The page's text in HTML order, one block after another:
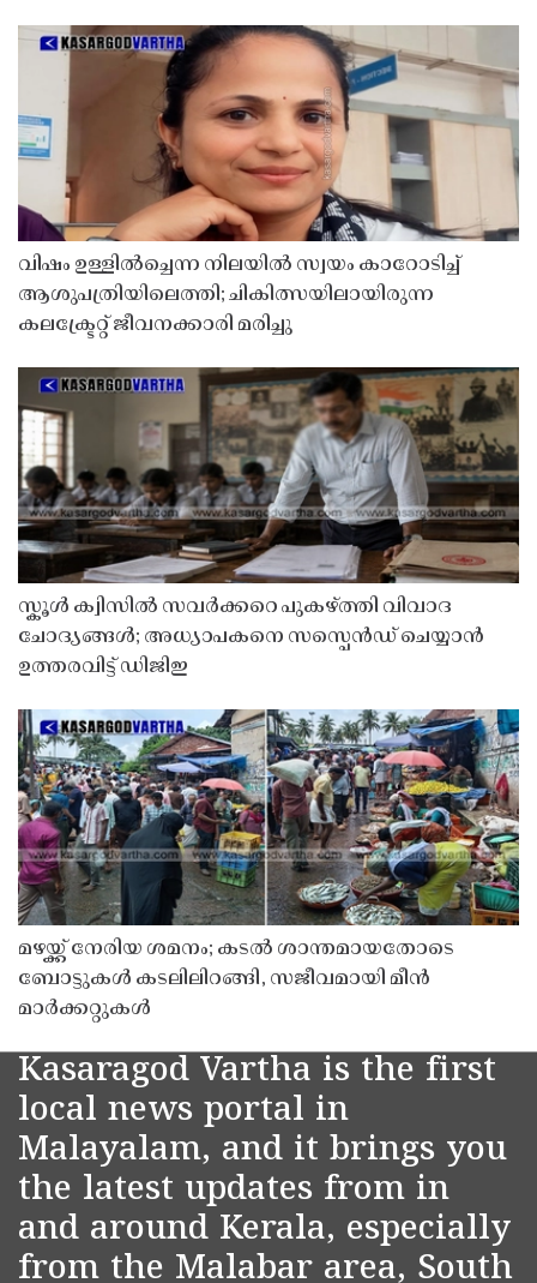
വിഷം ഉള്ളിൽച്ചെന്ന നിലയിൽ സ്വയം കാറോടിച്ച്
ആശുപത്രിയിലെത്തി; ചികിത്സയിലായിരുന്ന
കലക്ട്രേറ്റ് ജീവനക്കാരി മരിച്ചു
സ്കൂൾ ക്വിസിൽ സവർക്കറെ പുകഴ്ത്തി വിവാദ
ചോദ്യങ്ങൾ; അധ്യാപകനെ സസ്പെൻഡ് ചെയ്യാൻ
ഉത്തരവിട്ട് ഡിജിഇ
മഴയ്ക്ക് നേരിയ ശമനം; കടൽ ശാന്തമായതോടെ
ബോട്ടുകൾ കടലിലിറങ്ങി, സജീവമായി മീൻ
മാർക്കറ്റുകൾ
Kasaragod Vartha is the first
local news portal in
Malayalam, and it brings you
the latest updates from in
and around Kerala, especially
from the Malabar area, South